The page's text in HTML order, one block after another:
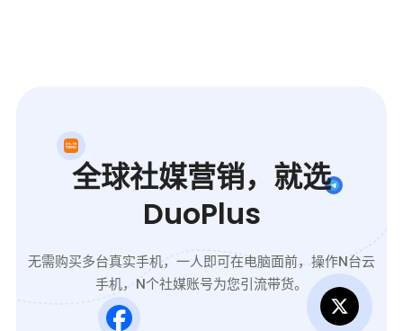
全球社媒营销，就选
DuoPlus
无需购买多台真实手机，一人即可在电脑面前，操作N台云
手机，N个社媒账号为您引流带货。